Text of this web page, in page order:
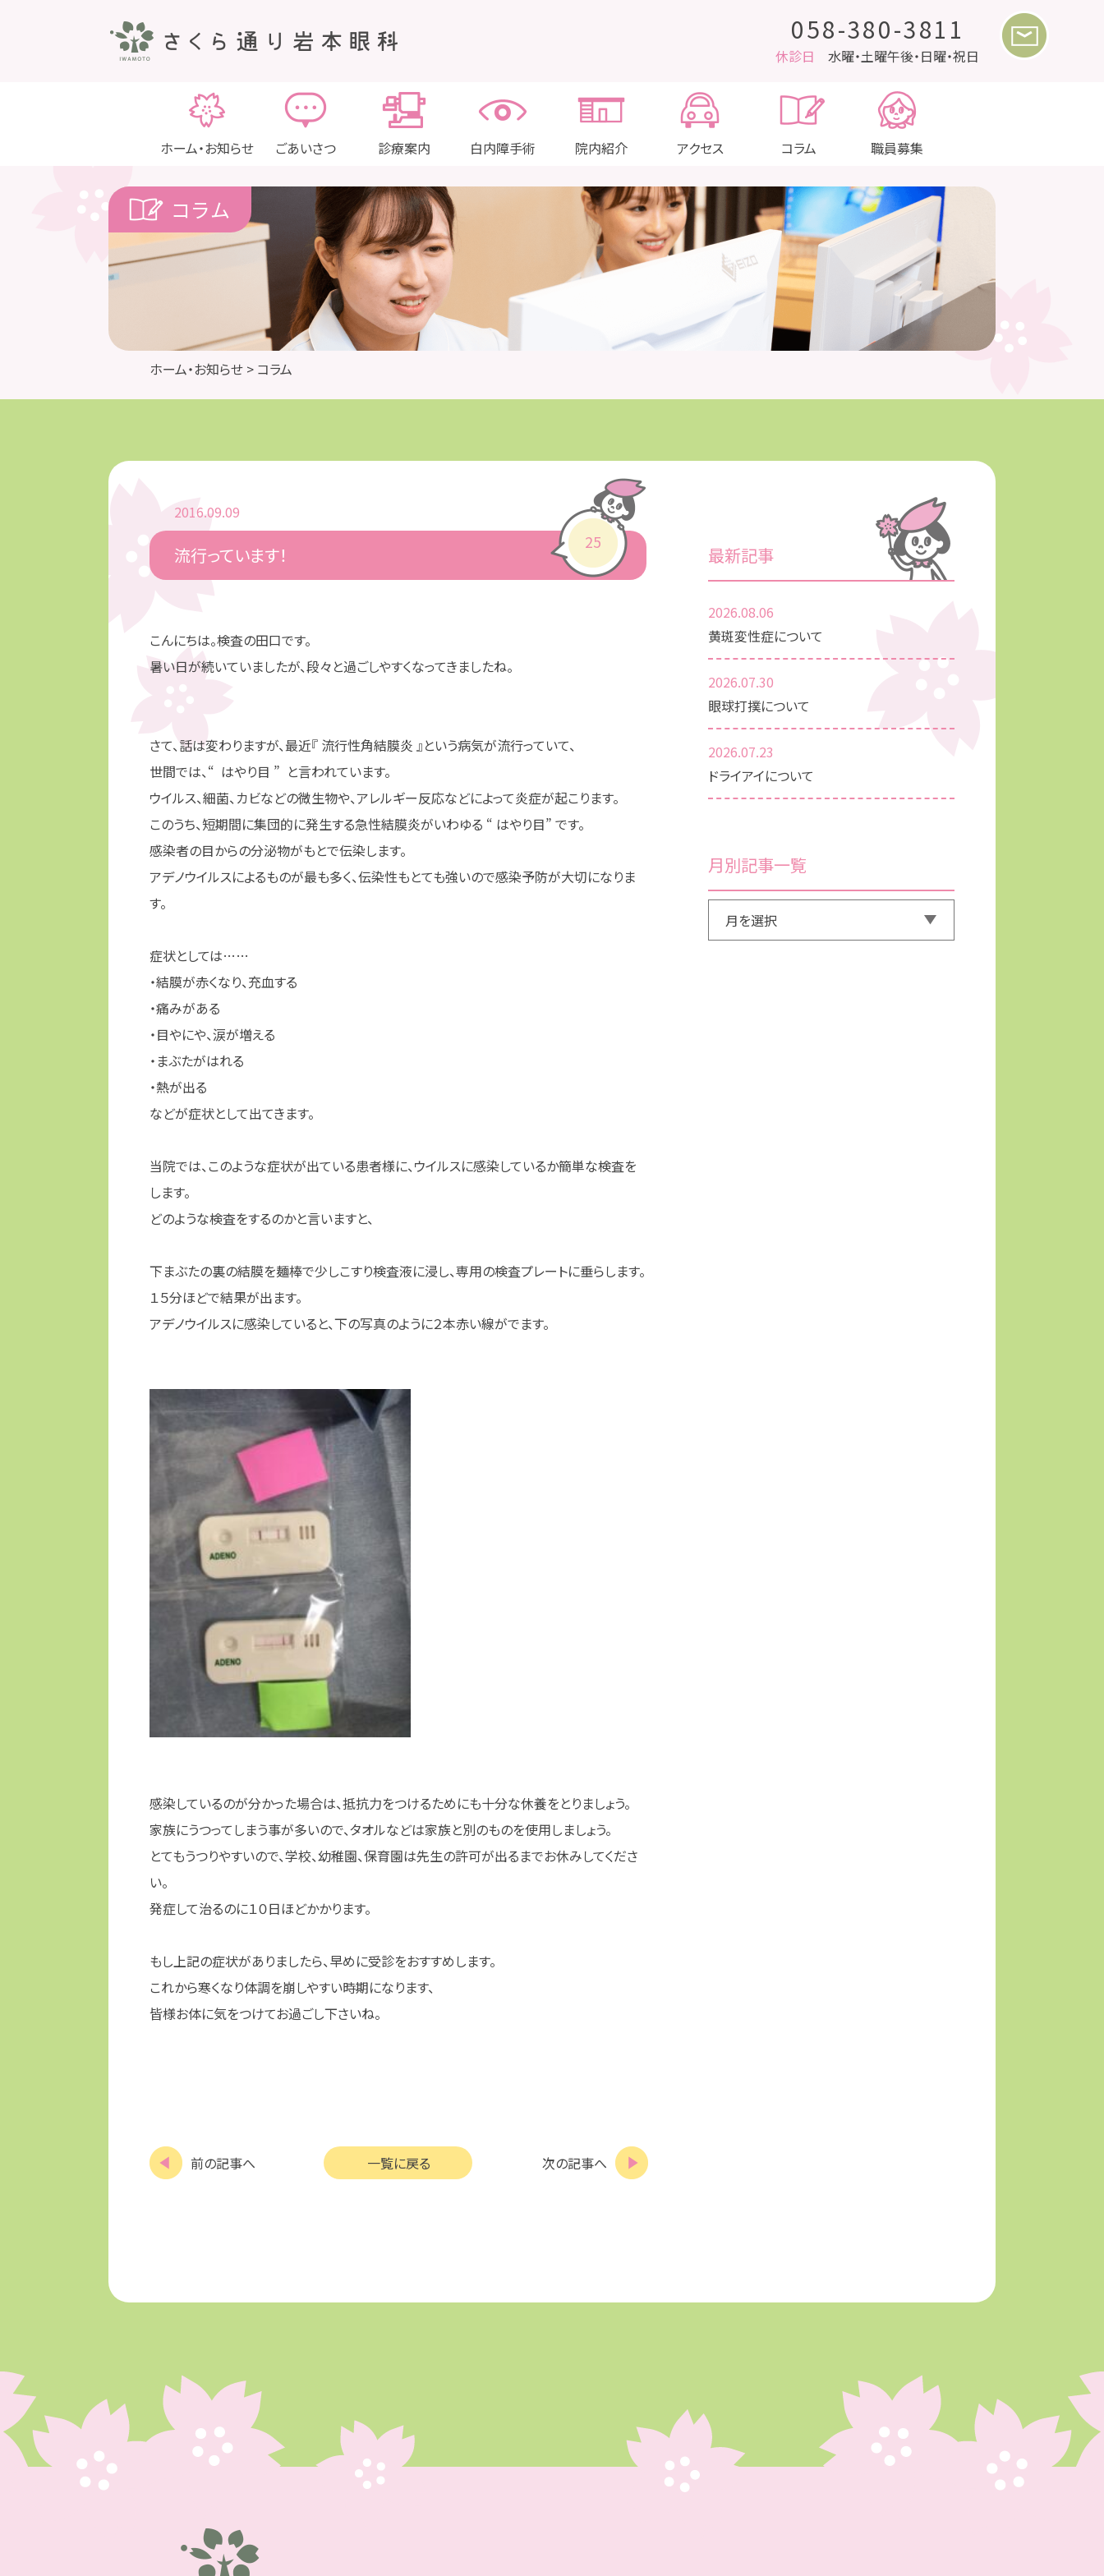
058-380-3811
休診日 水曜・土曜午後・日曜・祝日
ホーム・お知らせ ごあいさつ 診療案内 白内障手術 院内紹介 アクセス コラム 職員募集
コラム
ホーム・お知らせ > コラム
2016.09.09
25
流行っています！
こんにちは。検査の田口です。
暑い日が続いていましたが、段々と過ごしやすくなってきましたね。
さて、話は変わりますが、最近『 流行性角結膜炎 』という病気が流行っていて、
世間では、“ はやり目 ” と言われています。
ウイルス、細菌、カビなどの微生物や、アレルギー反応などによって炎症が起こります。
このうち、短期間に集団的に発生する急性結膜炎がいわゆる “ はやり目” です。
感染者の目からの分泌物がもとで伝染します。
アデノウイルスによるものが最も多く、伝染性もとても強いので感染予防が大切になりま
す。
症状としては……
・結膜が赤くなり、充血する
・痛みがある
・目やにや、涙が増える
・まぶたがはれる
・熱が出る
などが症状として出てきます。
当院では、このような症状が出ている患者様に、ウイルスに感染しているか簡単な検査を
します。
どのような検査をするのかと言いますと、
下まぶたの裏の結膜を麺棒で少しこすり検査液に浸し、専用の検査プレートに垂らします。
１５分ほどで結果が出ます。
アデノウイルスに感染していると、下の写真のように２本赤い線がでます。
感染しているのが分かった場合は、抵抗力をつけるためにも十分な休養をとりましょう。
家族にうつってしまう事が多いので、タオルなどは家族と別のものを使用しましょう。
とてもうつりやすいので、学校、幼稚園、保育園は先生の許可が出るまでお休みしてくださ
い。
発症して治るのに１０日ほどかかります。
もし上記の症状がありましたら、早めに受診をおすすめします。
これから寒くなり体調を崩しやすい時期になります、
皆様お体に気をつけてお過ごし下さいね。
前の記事へ 一覧に戻る 次の記事へ
最新記事
2026.08.06
黄斑変性症について
2026.07.30
眼球打撲について
2026.07.23
ドライアイについて
月別記事一覧